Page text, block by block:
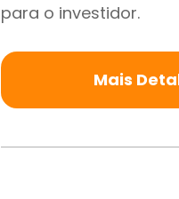
para o investidor.
Mais